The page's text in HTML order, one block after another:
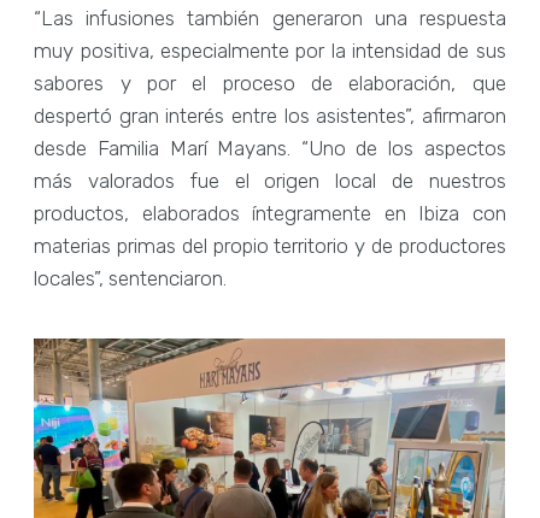
“Las infusiones también generaron una respuesta
muy positiva, especialmente por la intensidad de sus
sabores y por el proceso de elaboración, que
despertó gran interés entre los asistentes”, afirmaron
desde Familia Marí Mayans. “Uno de los aspectos
más valorados fue el origen local de nuestros
productos, elaborados íntegramente en Ibiza con
materias primas del propio territorio y de productores
locales”, sentenciaron.